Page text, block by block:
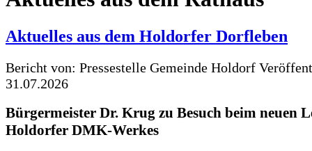
Aktuelles aus dem Holdorfer Dorfleben
Bericht von: Pressestelle Gemeinde Holdorf
31.07.2026
Bürgermeister Dr. Krug zu Besuch beim neuen
Holdorfer DMK-Werkes